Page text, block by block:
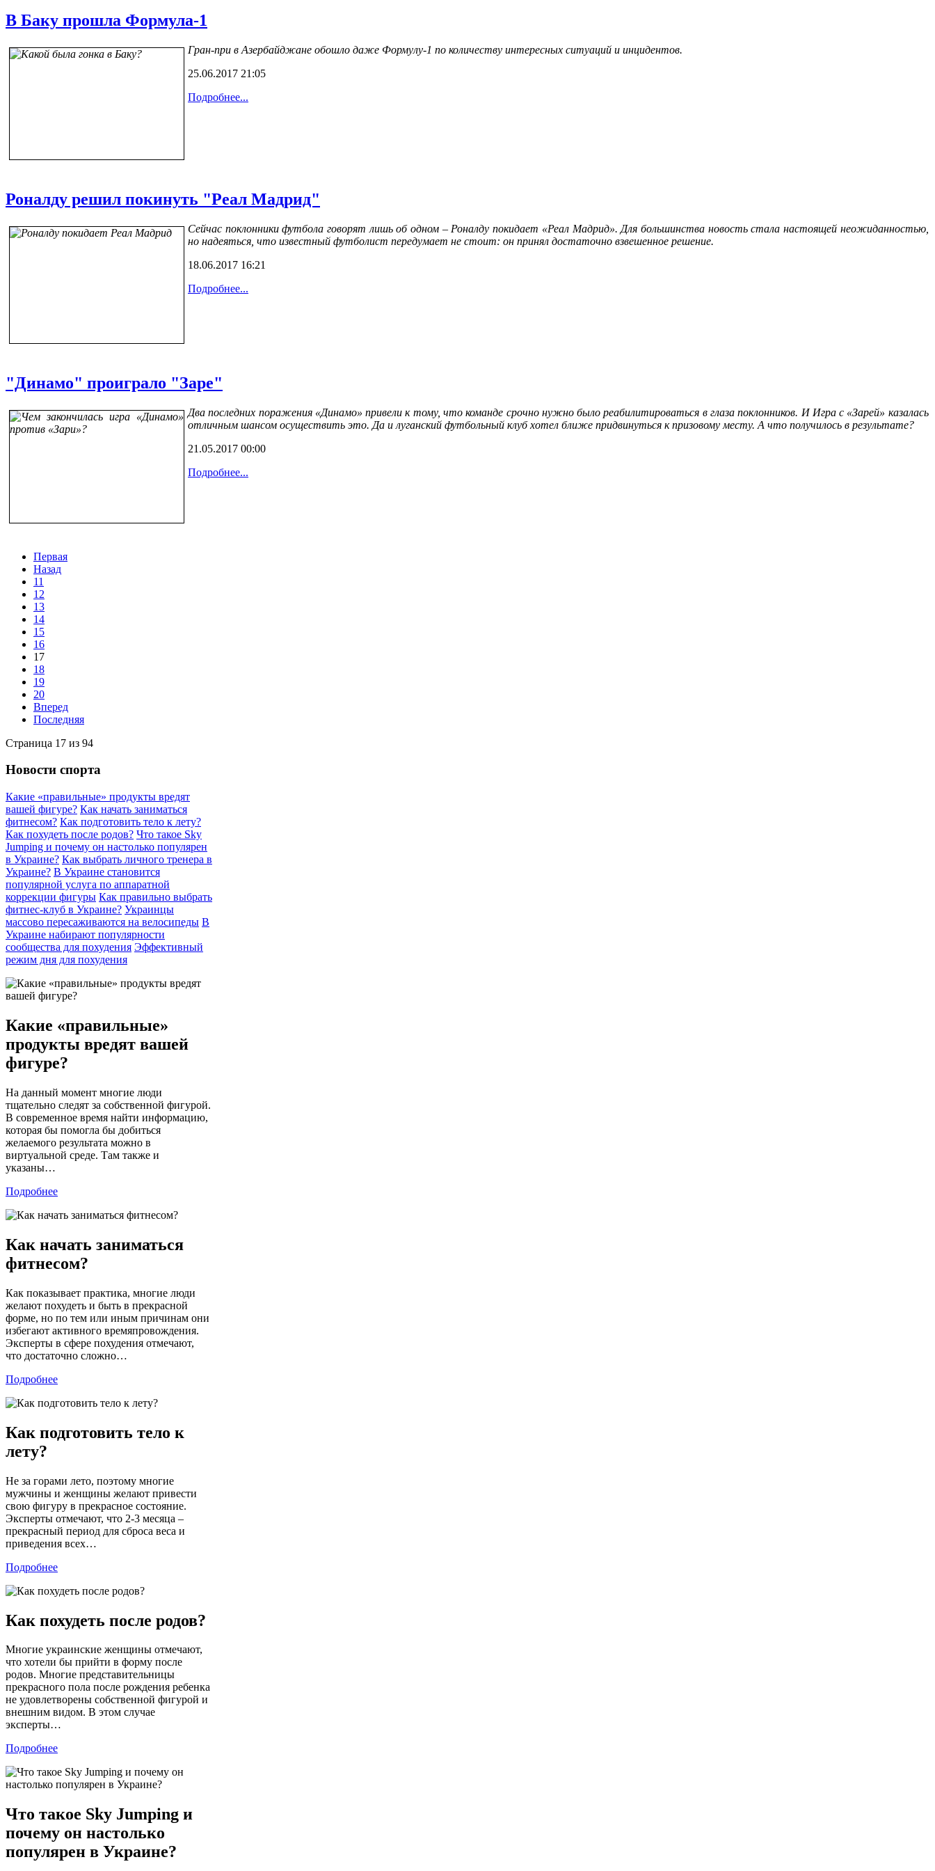
В Баку прошла Формула-1
Гран-при в Азербайджане обошло даже Формулу-1 по количеству интересных ситуаций и инцидентов.
25.06.2017 21:05
Подробнее...
Роналду решил покинуть "Реал Мадрид"
Сейчас поклонники футбола говорят лишь об одном – Роналду покидает «Реал Мадрид». Для большинства новость стала настоящей неожиданностью,
но надеяться, что известный футболист передумает не стоит: он принял достаточно взвешенное решение.
18.06.2017 16:21
Подробнее...
"Динамо" проиграло "Заре"
Два последних поражения «Динамо» привели к тому, что команде срочно нужно было реабилитироваться в глаза поклонников. И Игра с «Зарей» казалась
отличным шансом осуществить это. Да и луганский футбольный клуб хотел ближе придвинуться к призовому месту. А что получилось в результате?
21.05.2017 00:00
Подробнее...
Первая
Назад
11
12
13
14
15
16
17
18
19
20
Вперед
Последняя
Страница 17 из 94
Новости спорта
Какие «правильные» продукты вредят
вашей фигуре? Как начать заниматься
фитнесом? Как подготовить тело к лету?
Как похудеть после родов? Что такое Sky
Jumping и почему он настолько популярен
в Украине? Как выбрать личного тренера в
Украине? В Украине становится
популярной услуга по аппаратной
коррекции фигуры Как правильно выбрать
фитнес-клуб в Украине? Украинцы
массово пересаживаются на велосипеды В
Украине набирают популярности
сообщества для похудения Эффективный
режим дня для похудения
Какие «правильные»
продукты вредят вашей
фигуре?
На данный момент многие люди
тщательно следят за собственной фигурой.
В современное время найти информацию,
которая бы помогла бы добиться
желаемого результата можно в
виртуальной среде. Там также и
указаны…
Подробнее
Как начать заниматься
фитнесом?
Как показывает практика, многие люди
желают похудеть и быть в прекрасной
форме, но по тем или иным причинам они
избегают активного времяпровождения.
Эксперты в сфере похудения отмечают,
что достаточно сложно…
Подробнее
Как подготовить тело к
лету?
Не за горами лето, поэтому многие
мужчины и женщины желают привести
свою фигуру в прекрасное состояние.
Эксперты отмечают, что 2-3 месяца –
прекрасный период для сброса веса и
приведения всех…
Подробнее
Как похудеть после родов?
Многие украинские женщины отмечают,
что хотели бы прийти в форму после
родов. Многие представительницы
прекрасного пола после рождения ребенка
не удовлетворены собственной фигурой и
внешним видом. В этом случае
эксперты…
Подробнее
Что такое Sky Jumping и
почему он настолько
популярен в Украине?